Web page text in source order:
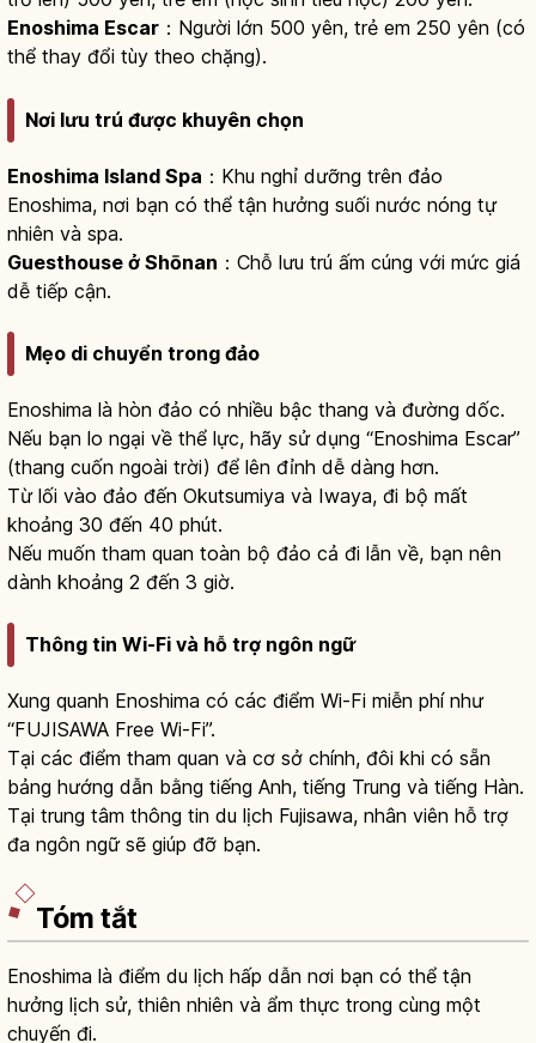
Enoshima Escar ：Người lớn 500 yên, trẻ em 250 yên (có
thể thay đổi tùy theo chặng).
Nơi lưu trú được khuyên chọn
Enoshima Island Spa ：Khu nghỉ dưỡng trên đảo
Enoshima, nơi bạn có thể tận hưởng suối nước nóng tự
nhiên và spa.
Guesthouse ở Shōnan ：Chỗ lưu trú ấm cúng với mức giá
dễ tiếp cận.
Mẹo di chuyển trong đảo
Enoshima là hòn đảo có nhiều bậc thang và đường dốc.
Nếu bạn lo ngại về thể lực, hãy sử dụng “Enoshima Escar”
(thang cuốn ngoài trời) để lên đỉnh dễ dàng hơn.
Từ lối vào đảo đến Okutsumiya và Iwaya, đi bộ mất
khoảng 30 đến 40 phút.
Nếu muốn tham quan toàn bộ đảo cả đi lẫn về, bạn nên
dành khoảng 2 đến 3 giờ.
Thông tin Wi-Fi và hỗ trợ ngôn ngữ
Xung quanh Enoshima có các điểm Wi-Fi miễn phí như
“FUJISAWA Free Wi-Fi”.
Tại các điểm tham quan và cơ sở chính, đôi khi có sẵn
bảng hướng dẫn bằng tiếng Anh, tiếng Trung và tiếng Hàn.
Tại trung tâm thông tin du lịch Fujisawa, nhân viên hỗ trợ
đa ngôn ngữ sẽ giúp đỡ bạn.
Tóm tắt
Enoshima là điểm du lịch hấp dẫn nơi bạn có thể tận
hưởng lịch sử, thiên nhiên và ẩm thực trong cùng một
chuyến đi.